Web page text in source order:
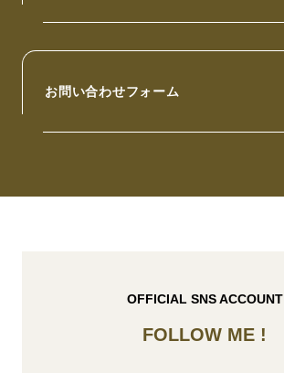
お問い合わせフォーム
OFFICIAL SNS ACCOUNT
FOLLOW ME !